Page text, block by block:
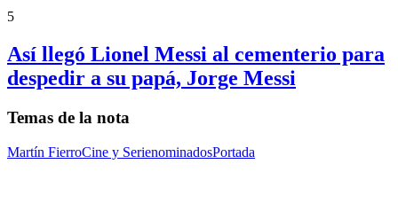
5
Así llegó Lionel Messi al cementerio para
despedir a su papá, Jorge Messi
Temas de la nota
Martín FierroCine y SerienominadosPortada